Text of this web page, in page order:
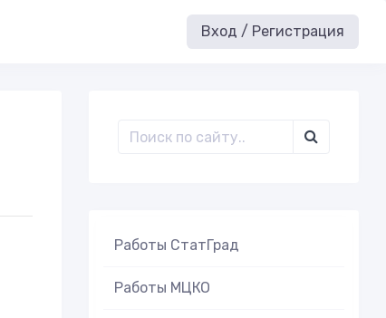
Вход / Регистрация
Работы СтатГрад
Работы МЦКО